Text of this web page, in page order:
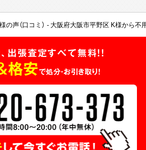
の声（口コミ） 大阪府大阪市平野区 K様から不
出張査定すべて無料!!
格安で処分・お引き取り！